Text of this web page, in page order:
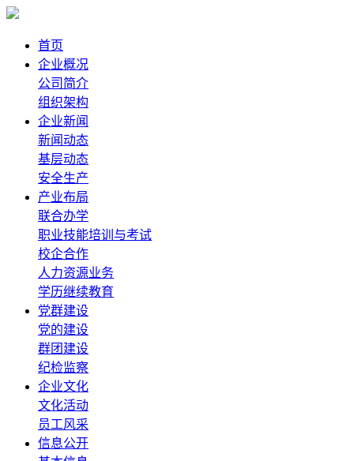
首页
企业概况
公司简介
组织架构
企业新闻
新闻动态
基层动态
安全生产
产业布局
联合办学
职业技能培训与考试
校企合作
人力资源业务
学历继续教育
党群建设
党的建设
群团建设
纪检监察
企业文化
文化活动
员工风采
信息公开